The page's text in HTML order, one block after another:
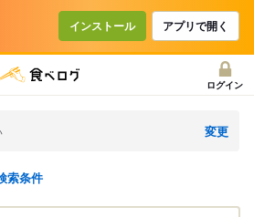
インストール アプリで開く
ログイン
変更
索条件